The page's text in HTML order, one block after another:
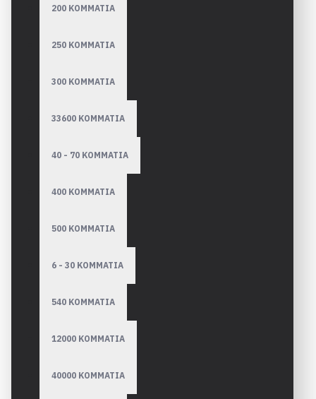
200 ΚΟΜΜΑΤΙΑ
250 ΚΟΜΜΑΤΙΑ
300 ΚΟΜΜΑΤΙΑ
33600 ΚΟΜΜΑΤΙΑ
40 - 70 ΚΟΜΜΑΤΙΑ
400 ΚΟΜΜΑΤΙΑ
500 ΚΟΜΜΑΤΙΑ
6 - 30 ΚΟΜΜΑΤΙΑ
540 ΚΟΜΜΑΤΙΑ
12000 ΚΟΜΜΑΤΙΑ
40000 ΚΟΜΜΑΤΙΑ